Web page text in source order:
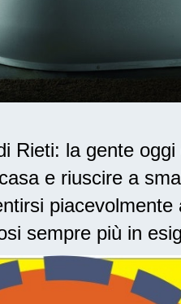
Rieti: la gente oggi
e riuscire a
sempre più in